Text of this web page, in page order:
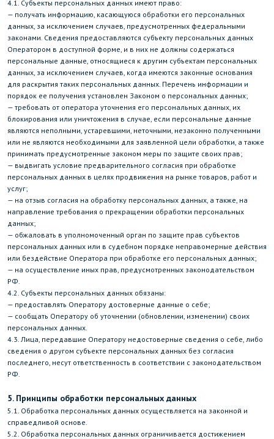
4.1. Субъекты персональных данных имеют право:
— получать информацию, касающуюся обработки его персональных
данных, за исключением случаев, предусмотренных федеральными
законами. Сведения предоставляются субъекту персональных данных
Оператором в доступной форме, и в них не должны содержаться
персональные данные, относящиеся к другим субъектам персональных
данных, за исключением случаев, когда имеются законные основания
для раскрытия таких персональных данных. Перечень информации и
порядок ее получения установлен Законом о персональных данных;
— требовать от оператора уточнения его персональных данных, их
блокирования или уничтожения в случае, если персональные данные
являются неполными, устаревшими, неточными, незаконно полученными
или не являются необходимыми для заявленной цели обработки, а также
принимать предусмотренные законом меры по защите своих прав;
— выдвигать условие предварительного согласия при обработке
персональных данных в целях продвижения на рынке товаров, работ и
услуг;
— на отзыв согласия на обработку персональных данных, а также, на
направление требования о прекращении обработки персональных
данных;
— обжаловать в уполномоченный орган по защите прав субъектов
персональных данных или в судебном порядке неправомерные действия
или бездействие Оператора при обработке его персональных данных;
— на осуществление иных прав, предусмотренных законодательством
РФ.
4.2. Субъекты персональных данных обязаны:
— предоставлять Оператору достоверные данные о себе;
— сообщать Оператору об уточнении (обновлении, изменении) своих
персональных данных.
4.3. Лица, передавшие Оператору недостоверные сведения о себе, либо
сведения о другом субъекте персональных данных без согласия
последнего, несут ответственность в соответствии с законодательством
РФ.
5. Принципы обработки персональных данных
5.1. Обработка персональных данных осуществляется на законной и
справедливой основе.
5.2. Обработка персональных данных ограничивается достижением